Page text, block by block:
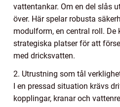
vattentankar. Om en del slås
över. Här spelar robusta
modulform, en central roll.
strategiska platser för att
med dricksvatten.
2. Utrustning som tål
I en pressad situation krävs
kopplingar, kranar och